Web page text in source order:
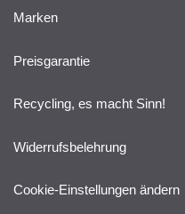
Marken
Preisgarantie
Recycling, es macht Sinn!
Widerrufsbelehrung
Cookie-Einstellungen ändern